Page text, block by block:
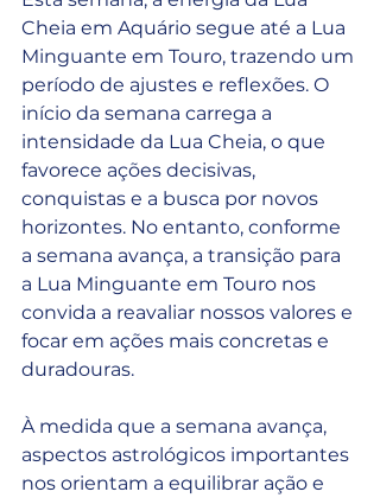
Cheia em Aquário segue até a Lua
Minguante em Touro, trazendo um
período de ajustes e reflexões. O
início da semana carrega a
intensidade da Lua Cheia, o que
favorece ações decisivas,
conquistas e a busca por novos
horizontes. No entanto, conforme
a semana avança, a transição para
a Lua Minguante em Touro nos
convida a reavaliar nossos valores e
focar em ações mais concretas e
duradouras.
À medida que a semana avança,
aspectos astrológicos importantes
nos orientam a equilibrar ação e